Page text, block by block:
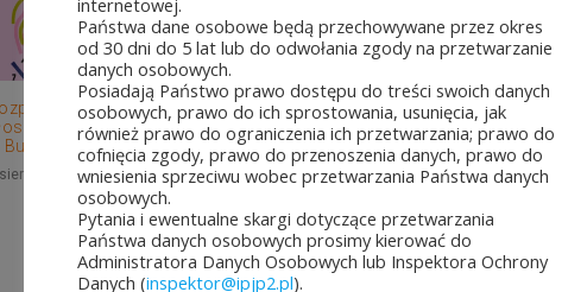
się
Budżeci...
Jubileuszowe XXV
Mistrzostwa
Polski Duch...
10 lipca&7b19p;2026
Konkurs
plastyczny
o Świętym Janie ...
27
czerwca&6b29p;2026
Nowość
papież...
Państwa dane osobowe będą przechowywane przez okres
od 30 dni do 5 lat lub do odwołania zgody na przetwarzanie
danych osobowych.
Posiadają Państwo prawo dostępu do treści swoich danych
osobowych, prawo do ich sprostowania, usunięcia, jak
również prawo do ograniczenia ich przetwarzania; prawo do
cofnięcia zgody, prawo do przenoszenia danych, prawo do
wniesienia sprzeciwu wobec przetwarzania Państwa danych
osobowych.
Pytania i ewentualne skargi dotyczące przetwarzania
Państwa danych osobowych prosimy kierować do
Administratora Danych Osobowych lub Inspektora Ochrony
Danych (inspektor@ipjp2.pl).